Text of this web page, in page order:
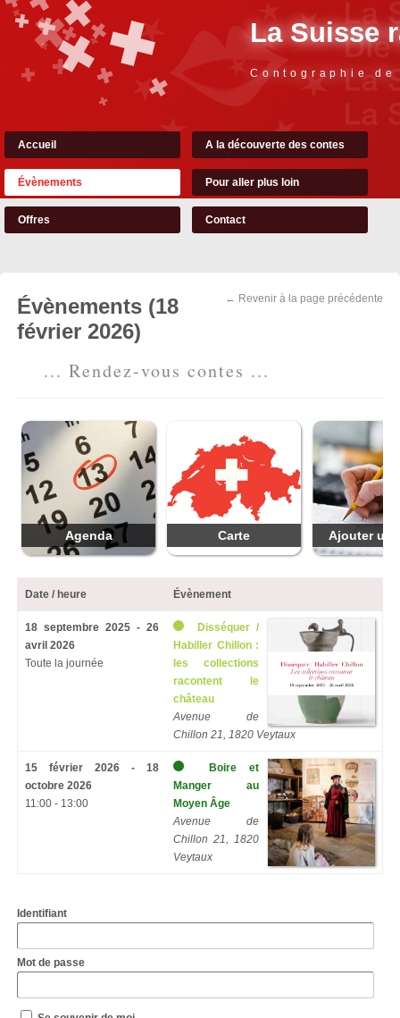
La Suisse
Contographie
Accueil A la découverte des contes
Évènements Pour aller plus loin
Offres Contact
← Revenir à la page précédente
Évènements (18
février 2026)
... Rendez-vous contes ...
Agenda Carte Ajouter
Date / heure Évènement
18 septembre 2025 - 26
avril 2026
Toute la journée
Disséquer /
Habiller Chillon :
les collections
racontent le
château
Avenue de
Chillon 21, 1820 Veytaux
15 février 2026 - 18
octobre 2026
11:00 - 13:00
Boire et
Manger au
Moyen Âge
Avenue de
Chillon 21, 1820
Veytaux
Identifiant
Mot de passe